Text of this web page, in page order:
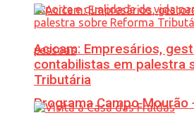
Programa Campo Mourão
Acicam: Empresários,
contabilistas em palestra
Tributária